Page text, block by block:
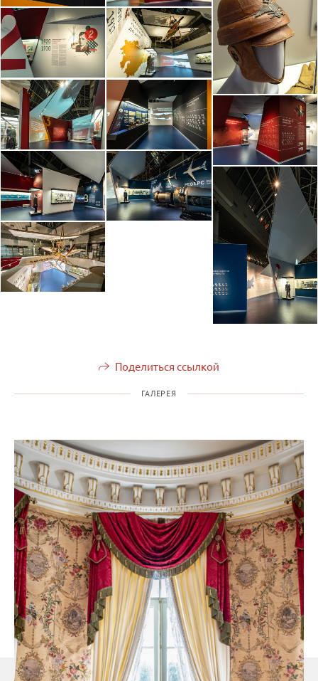
Поделиться ссылкой
ГАЛЕРЕЯ